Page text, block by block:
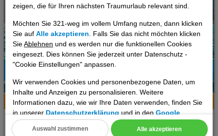
zeigen, die für Ihren nächsten Traumurlaub relevant sind.
Möchten Sie 321-weg im vollem Umfang nutzen, dann klicken
Sie aufAlle akzeptieren . Falls Sie das nicht möchten klicken
SieAblehnen und es werden nur die funktionellen Cookies
eingesezt. Dies können Sie jederzeit unter Datenschutz -
"Cookie Einstellungen" anpassen.
Wir verwenden Cookies und personenbezogene Daten, um
Inhalte und Anzeigen zu personalisieren. Weitere
Informationen dazu, wie wir Ihre Daten verwenden, finden Sie
in unsererDatenschutzerklärung und in denGoogle
Datenschutz- und Nutzungsbedingungen
Alle akzeptieren
Auswahl zustimmen
77%
Empfehlung
Hotelinfo Bilder Karte
Orient Apart Otel